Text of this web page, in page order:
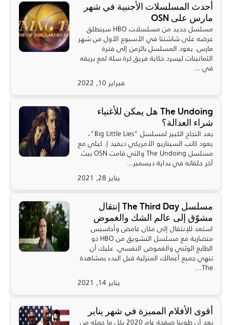
أحدث المسلسلات الأجنبية في شهر
مارس على OSN
مسلسل جديد من مسلسلات HBO سينطلق
عرضه على شاشتنا في الأسبوع الأول من شهر
مارس. يعود المسلسل بالزمن إلى فترة
الثمانينات ليسرد حكاية فريق كرة سلة لمع بريقه
في ...
فبراير 10, 2022
The Undoing هل يمكن للأغنياء
شراء العدالة؟
بعد النجاح الكبير لمسلسل "Big Little Lies"،
يعود كاتب السيناريو الأمريكي ديفيد إ. كيلي مع
مسلسل The Undoing والتي قامت OSN ببث
آخر حلقاته في بداية ديسمبر...
يناير 28, 2021
مسلسل The Third Day إنتقال
مشوّق إلى عالم الشك والغموض
استعد للإنتقال إلى مكان غامض وأحاسيس
متضاربة مع مسلسل التشويق من HBO ذو
الطابع الوثني والغموض النفسي. عليك أن
تنهي جميع أعمالك المنزلية قبل البدء بمشاهدة
The...
يناير 14, 2021
أقوى الأفلام المميزة في شهر يناير
بعد أن طوينا صفحة عام 2020 بكل ما حمله من